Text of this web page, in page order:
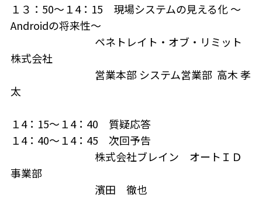
１３：50～１4：15 現場システムの見える化 ～
Androidの将来性～
ペネトレイト・オブ・リミット
株式会社
営業本部 システム営業部 高木 孝
太
１4：15～１4：40 質疑応答
１4：40～１4：45 次回予告
株式会社ブレイン オートＩＤ
事業部
濱田 徹也